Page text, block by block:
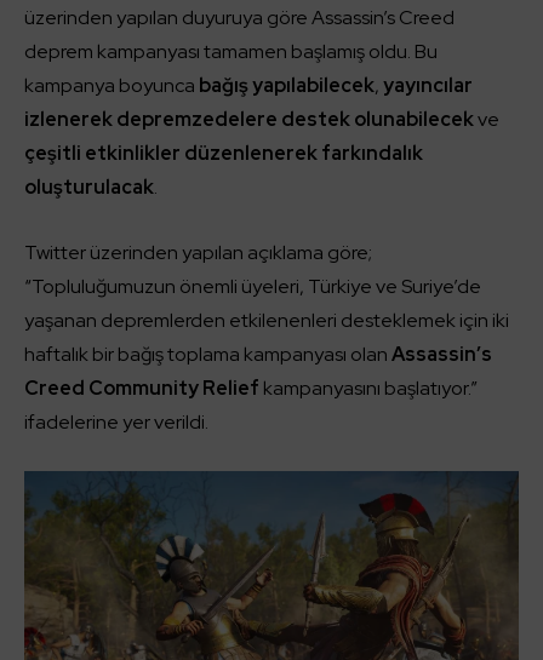
üzerinden yapılan duyuruya göre Assassin’s Creed
deprem kampanyası tamamen başlamış oldu. Bu
kampanya boyunca bağış yapılabilecek,yayıncılar
izlenerek depremzedelere destek olunabilecekve
çeşitli etkinlikler düzenlenerek farkındalık
oluşturulacak.
Twitter üzerinden yapılan açıklama göre;
“Topluluğumuzun önemli üyeleri, Türkiye ve Suriye’de
yaşanan depremlerden etkilenenleri desteklemek için iki
haftalık bir bağış toplama kampanyası olanAssassin’s
Creed Community Relief kampanyasını başlatıyor.”
ifadelerine yer verildi.